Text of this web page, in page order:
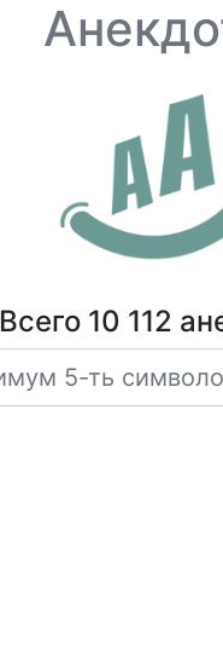
Всего 10 112